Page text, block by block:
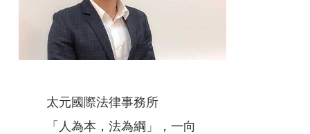
太元國際法律事務所
「人為本，法為綱」，一向